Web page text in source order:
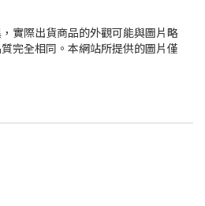
實際出貨商品的外觀可能與圖片略
完全相同。本網站所提供的圖片僅